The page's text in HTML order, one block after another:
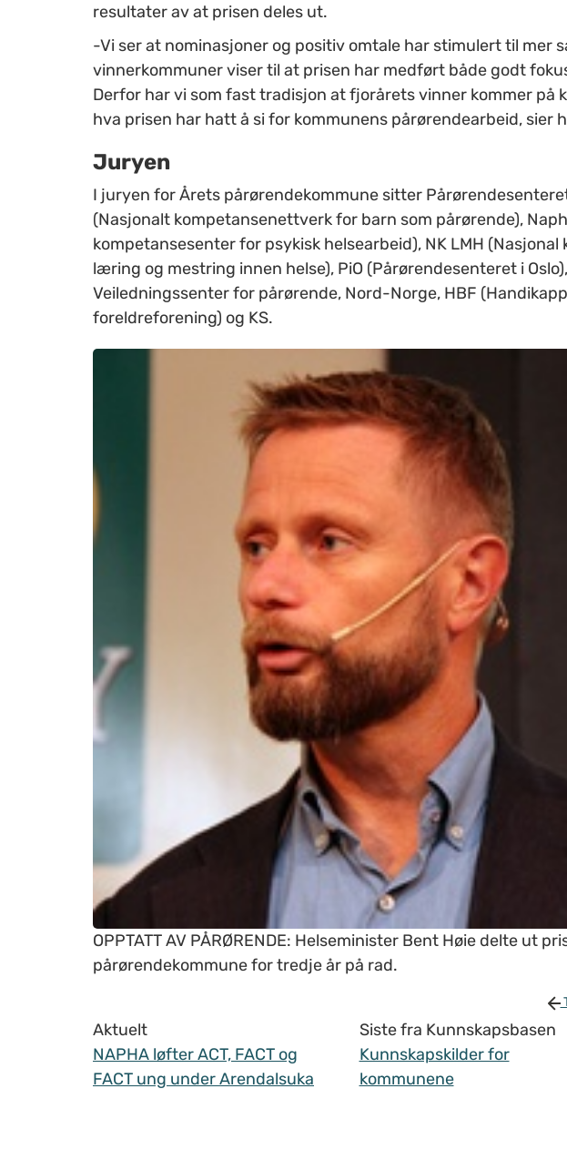
resultater av at prisen deles ut.
-Vi ser at nominasjoner og positiv omtale har stimulert til mer
vinnerkommuner viser til at prisen har medført både godt
Derfor har vi som fast tradisjon at fjorårets vinner kommer på
hva prisen har hatt å si for kommunens pårørendearbeid, sier
Juryen
I juryen for Årets pårørendekommune sitter
(Nasjonalt kompetansenettverk for barn som pårørende),
kompetansesenter for psykisk helsearbeid), NK LMH
læring og mestring innen helse), PiO (Pårørendesenteret i
Veiledningssenter for pårørende, Nord-Norge, HBF
foreldreforening) og KS.
OPPTATT AV PÅRØRENDE: Helseminister Bent Høie delte ut
pårørendekommune for tredje år på rad.
Aktuelt
NAPHA løfter ACT, FACT og
FACT ung under Arendalsuka
Siste fra Kunnskapsbasen
Kunnskapskilder for
kommunene